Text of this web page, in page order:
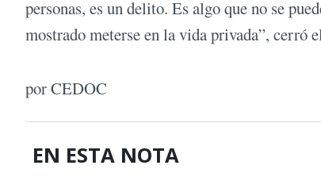
personas, es un delito. Es algo que no se
mostrado meterse en la vida privada”, cerró
por CEDOC
EN ESTA NOTA